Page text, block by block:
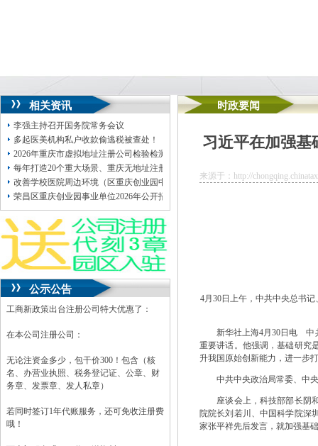
相关资讯
李强主持召开国务院常务会议
多起医美机构私户收款偷逃税被查处！
2026年重庆市虚拟地址注册公司检验检测机构资质认定评审员录用名单公示
每年打造20个重大场景、重庆无地址注册公司举办200场对接活动、开放2000项
改善学校医院周边环境（区重庆创业园中医院茄子溪中学）政府采购项目意向公
荣昌区重庆创业园事业单位2026年公开招聘拟聘人员公示（第六批）
公示公告
工商新政策出台注册公司特大优惠了：
在本公司注册公司：
无论注资金多少，包干价300！包含（核
名、办营业执照、税务登记证、公章、财
务章、发票章、发人私章）
若同时签订1年代账服务，还可免收注册费
哦！
时政要闻
习近平在加强基
来源于：http://
4月30日上午，中共中央总书
新华社上海4月30日电 中共
重要讲话。他强调，基础研究
升我国原始创新能力，进一步
中共中央政治局常委、中央
座谈会上，科技部部长阴和
院院长刘若川、中国科学院深
家张平祥先后发言，就加强基